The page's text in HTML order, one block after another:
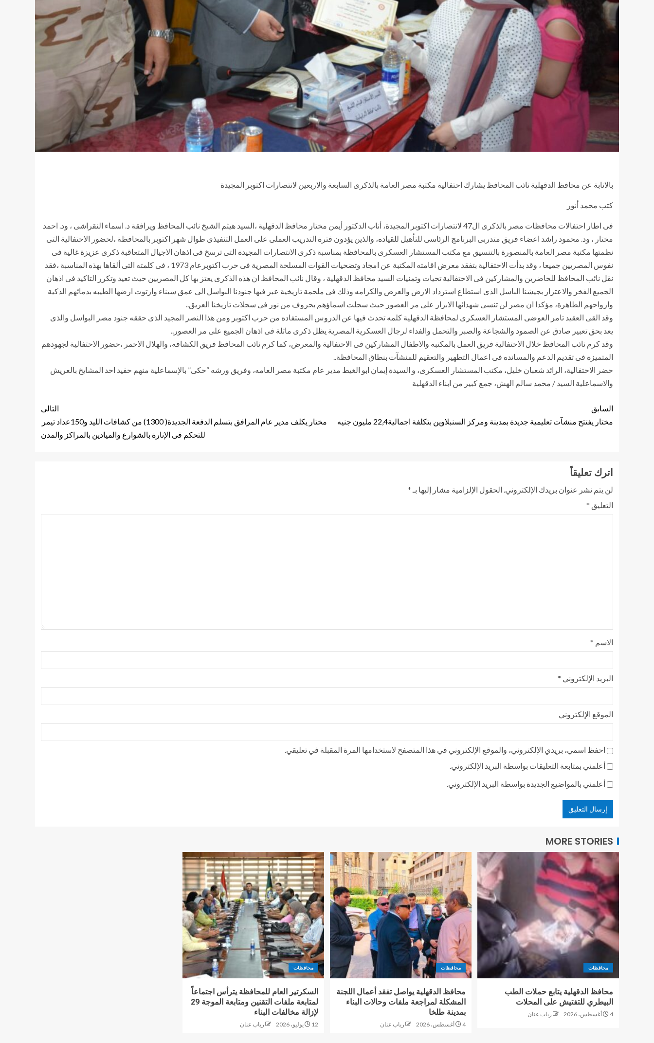
بالانابة عن محافظ الدقهلية نائب المحافظ يشارك احتفالية مكتبة مصر العامة بالذكرى السابعة والاربعين لانتصارات اكتوبر المجيدة
كتب محمد أنور
فى اطار احتفالات محافظات مصر بالذكرى ال47 لانتصارات اكتوبر المجيدة، أناب الدكتور أيمن مختار محافظ الدقهلية ،السيد هيثم الشيخ نائب المحافظ ويرافقة د. اسماء النقراشى ، ود. احمد
مختار ، ود. محمود راشد اعضاء فريق متدربى البرنامج الرئاسى للتأهيل للقياده، والذين يؤدون فترة التدريب العملى على العمل التنفيذى طوال شهر اكتوبر بالمحافظة ،لحضور الاحتفالية التى
نظمتها مكتبة مصر العامة بالمنصورة بالتنسيق مع مكتب المستشار العسكرى بالمحافظة بمناسبة ذكرى الانتصارات المجيدة التى ترسخ فى اذهان الاجيال المتعاقبة ذكرى عزيزة غالية فى
نفوس المصريين جميعا ، وقد بدأت الاحتفالية بتفقد معرض اقامته المكتبة عن امجاد وتضحيات القوات المسلحة المصرية فى حرب اكتوبرعام 1973 ، فى كلمته التى ألقاها بهذه المناسبة ،فقد
نقل نائب المحافظ للحاضرين والمشاركين فى الاحتفالية تحيات وتمنيات السيد محافظ الدقهلية ، وقال نائب المحافظ ان هذه الذكرى يعتز بها كل المصريين حيث تعيد وتكرر التاكيد فى اذهان
الجميع الفخر والاعتزار بجيشنا الباسل الذى استطاع استرداد الارض والعرض والكرامه وذلك فى ملحمة تاريخية عبر فيها جنودنا البواسل الى عمق سيناء وارتوت ارضها الطيبه بدمائهم الذكية
وارواحهم الطاهرة، مؤكدا ان مصر لن تنسى شهدائها الابرار على مر العصور حيث سجلت اسماؤهم بحروف من نور فى سجلات تاريخنا العريق..
وقد القى العقيد تامر العوضى المستشار العسكرى لمحافظة الدقهلية كلمه تحدث فيها عن الدروس المستفاده من حرب اكتوبر ومن هذا النصر المجيد الذى حققه جنود مصر البواسل والذى
يعد بحق تعبير صادق عن الصمود والشجاعة والصبر والتحمل والفداء لرجال العسكرية المصرية يظل ذكرى ماثلة فى اذهان الجميع على مر العصور..
وقد كرم نائب المحافظ خلال الاحتفالية فريق العمل بالمكتبه والاطفال المشاركين فى الاحتفالية والمعرض، كما كرم نائب المحافظ فريق الكشافه، والهلال الاحمر ،حضور الاحتفالية لجهودهم
المتميزة فى تقديم الدعم والمسانده فى اعمال التطهير والتعقيم للمنشآت بنطاق المحافظة..
حضر الاحتفالية، الرائد شعبان خليل، مكتب المستشار العسكرى، و السيدة إيمان ابو الغيط مدير عام مكتبة مصر العامه، وفريق ورشه “حكى” بالإسماعلية منهم حفيد احد المشايخ بالعريش
والاسماعلية السيد / محمد سالم الهش، جمع كبير من ابناء الدقهلية
السابق
مختار يفتتح منشآت تعليمية جديدة بمدينة ومركز السنبلاوين بتكلفة اجمالية22,4 مليون جنيه
التالي
مختار يكلف مدير عام المرافق بتسلم الدفعة الجديدة( 1300) من كشافات الليد و150عداد تيمر
للتحكم فى الإنارة بالشوارع والميادين بالمراكز والمدن
اترك تعليقاً
لن يتم نشر عنوان بريدك الإلكتروني. الحقول الإلزامية مشار إليها بـ *
التعليق *
الاسم *
البريد الإلكتروني *
الموقع الإلكتروني
احفظ اسمي، بريدي الإلكتروني، والموقع الإلكتروني في هذا المتصفح لاستخدامها المرة المقبلة في تعليقي.
أعلمني بمتابعة التعليقات بواسطة البريد الإلكتروني.
أعلمني بالمواضيع الجديدة بواسطة البريد الإلكتروني.
MORE STORIES
محافظات
محافظ الدقهلية يتابع حملات الطب
البيطري للتفتيش على المحلات
4 أغسطس، 2026 رباب عنان
محافظات
محافظ الدقهلية يواصل تفقد أعمال اللجنة
المشكلة لمراجعة ملفات وحالات البناء
بمدينة طلخا
4 أغسطس، 2026 رباب عنان
محافظات
السكرتير العام للمحافظة يترأس اجتماعاً
لمتابعة ملفات التقنين ومتابعة الموجة 29
لإزالة مخالفات البناء
12 يوليو، 2026 رباب عنان